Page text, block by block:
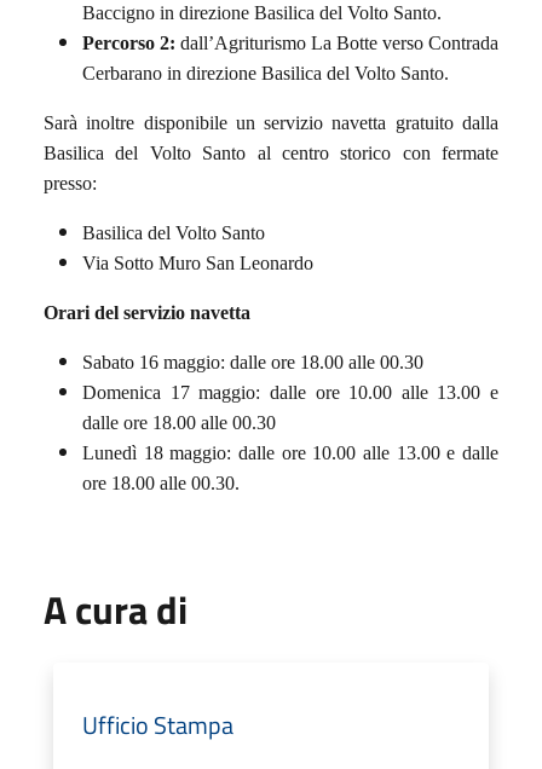
Baccigno in direzione Basilica del Volto Santo.
Percorso 2: dall’Agriturismo La Botte verso Contrada
Cerbarano in direzione Basilica del Volto Santo.
Sarà inoltre disponibile un servizio navetta gratuito dalla
Basilica del Volto Santo al centro storico con fermate
presso:
Basilica del Volto Santo
Via Sotto Muro San Leonardo
Orari del servizio navetta
Sabato 16 maggio: dalle ore 18.00 alle 00.30
Domenica 17 maggio: dalle ore 10.00 alle 13.00 e
dalle ore 18.00 alle 00.30
Lunedì 18 maggio: dalle ore 10.00 alle 13.00 e dalle
ore 18.00 alle 00.30.
A cura di
Ufficio Stampa